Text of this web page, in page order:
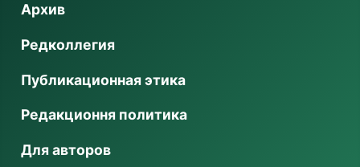
Архив
Редколлегия
Публикационная этика
Редакционня политика
Для авторов